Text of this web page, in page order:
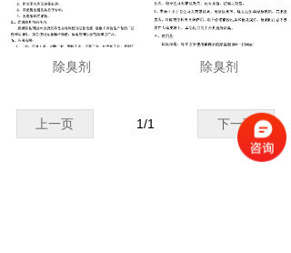
除臭剂 除臭剂
上一页 下一页
1/1